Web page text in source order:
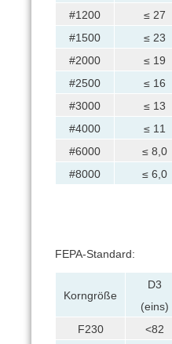
#1200
≤ 27
#1500
≤ 23
#2000
≤ 19
#2500
≤ 16
#3000
≤ 13
#4000
≤ 11
#6000
≤ 8,0
#8000
≤ 6,0
FEPA-Standard:
Korngröße
D3
(eins)
F230
<82